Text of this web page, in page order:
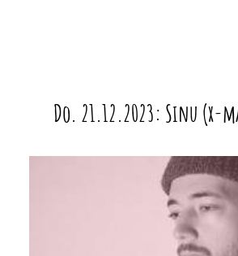
Do. 21.12.2023: Sinu (x-